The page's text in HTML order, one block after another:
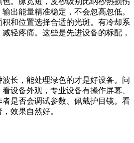
出能量精准稳定，不会忽高忽低。
和位置选择合适的光斑。有冷却系
轻疼痛。这些是先进设备的标配，
长，能处理绿色的才是好设备。问
设备外观，专业设备有操作屏幕、
是否会调试参数、佩戴护目镜。看
效果自然好。